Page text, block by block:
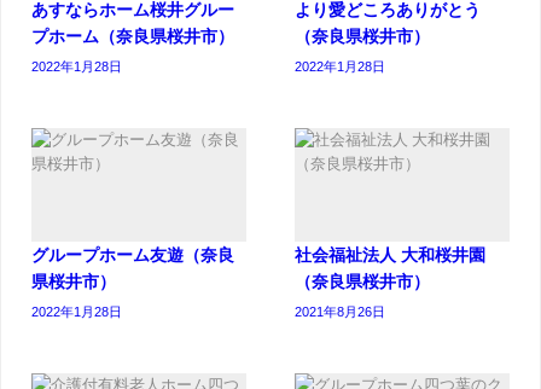
あすならホーム桜井グルー
プホーム（奈良県桜井市）
2022年1月28日
より愛どころありがとう
（奈良県桜井市）
2022年1月28日
グループホーム友遊（奈良
県桜井市）
2022年1月28日
社会福祉法人 大和桜井園
（奈良県桜井市）
2021年8月26日